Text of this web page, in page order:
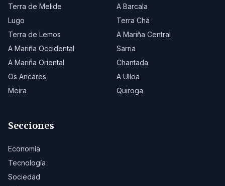
Terra de Melide
A Barcala
Lugo
Terra Chá
Terra de Lemos
A Mariña Central
A Mariña Occidental
Sarria
A Mariña Oriental
Chantada
Os Ancares
A Ulloa
Meira
Quiroga
Secciones
Economía
Tecnología
Sociedad